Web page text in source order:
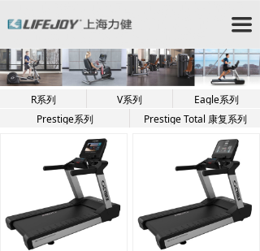
끀
驰跑步机/StarTrac跑步机/星驰健身器材/赛佰斯/赛佰斯
跑步机/CYBEX/赛佰斯健身器材/力健器械/力健
机/Lifefitness健身器材/时保雅跑步机/SportsArt跑步机/
时保雅健身器材/时保雅康复器材/时保雅康复设备
R系列 V系列
Eagle系列
Prestige系列
Prestige Total 康复系列